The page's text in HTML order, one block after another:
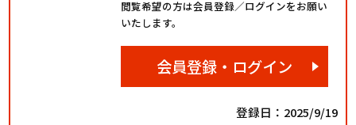
閲覧希望の方は会員登録／ログインをお願い
いたします。
会員登録・ログイン
登録日：2025/9/19